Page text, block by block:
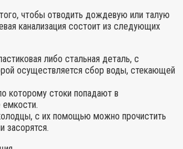
чтобы отводить дождевую или талую
канализация состоит из следующих
либо стальная деталь, с
осуществляется сбор воды, стекающей
которому стоки попадают в
емкости.
с их помощью можно прочистить
засорятся.